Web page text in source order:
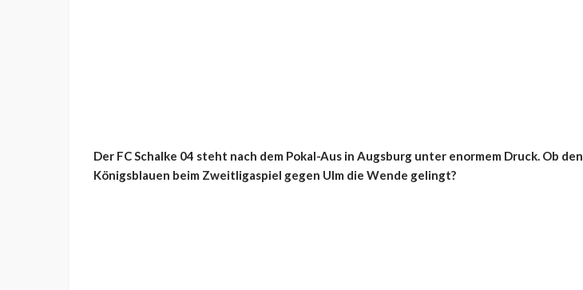
Der FC Schalke 04 steht nach dem Pokal-Aus in Augsburg unter enormem Druck. Ob den
Königsblauen beim Zweitligaspiel gegen Ulm die Wende gelingt?